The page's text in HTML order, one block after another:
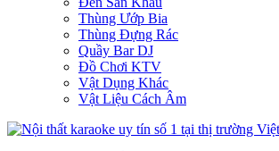
Thùng Ướp Bia
Thùng Đựng Rác
Quầy Bar DJ
Đồ Chơi KTV
Vật Dụng Khác
Vật Liệu Cách Âm